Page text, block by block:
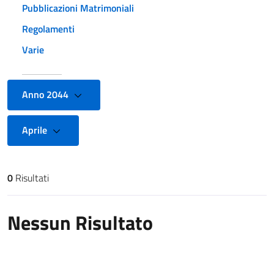
Pubblicazioni Matrimoniali
Regolamenti
Varie
Anno 2044
Aprile
Risultati di ricerca
0 Risultati
Nessun Risultato